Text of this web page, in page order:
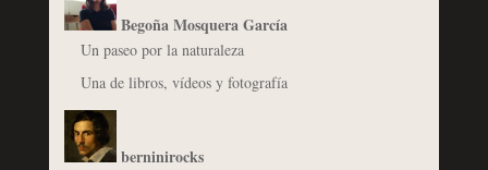
Begoña Mosquera García
Un paseo por la naturaleza
Una de libros, vídeos y fotografía
berninirocks